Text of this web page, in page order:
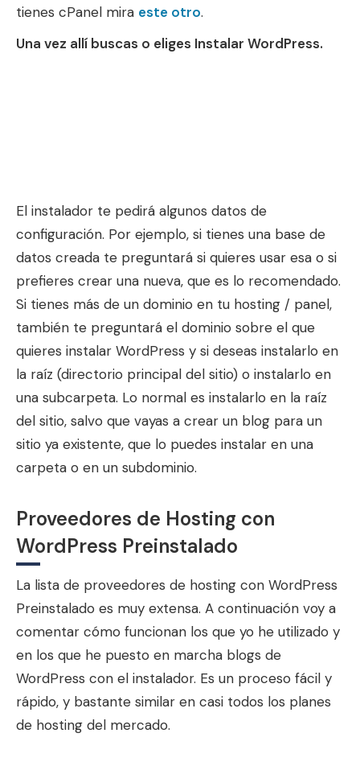
tienes cPanel mira este otro.
Una vez allí buscas o eliges Instalar WordPress.
El instalador te pedirá algunos datos de
configuración. Por ejemplo, si tienes una base de
datos creada te preguntará si quieres usar esa o si
prefieres crear una nueva, que es lo recomendado.
Si tienes más de un dominio en tu hosting / panel,
también te preguntará el dominio sobre el que
quieres instalar WordPress y si deseas instalarlo en
la raíz (directorio principal del sitio) o instalarlo en
una subcarpeta. Lo normal es instalarlo en la raíz
del sitio, salvo que vayas a crear un blog para un
sitio ya existente, que lo puedes instalar en una
carpeta o en un subdominio.
Proveedores de Hosting con
WordPress Preinstalado
La lista de proveedores de hosting con WordPress
Preinstalado es muy extensa. A continuación voy a
comentar cómo funcionan los que yo he utilizado y
en los que he puesto en marcha blogs de
WordPress con el instalador. Es un proceso fácil y
rápido, y bastante similar en casi todos los planes
de hosting del mercado.